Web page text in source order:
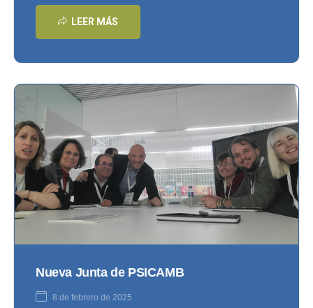
LEER MÁS
Nueva Junta de PSICAMB
8 de febrero de 2025